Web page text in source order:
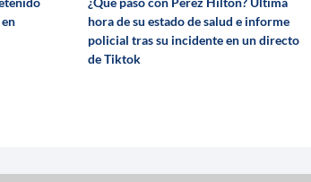
hora de su estado de salud e informe
policial tras su incidente en un directo
de Tiktok